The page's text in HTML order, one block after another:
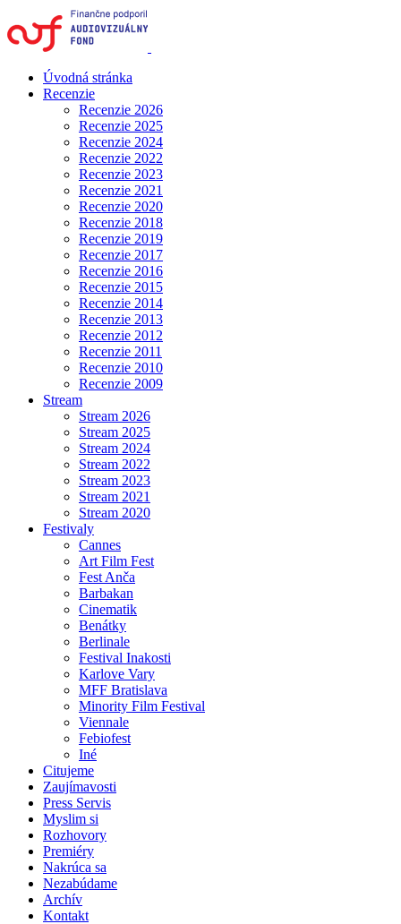
Úvodná stránka
Recenzie
Recenzie 2026
Recenzie 2025
Recenzie 2024
Recenzie 2022
Recenzie 2023
Recenzie 2021
Recenzie 2020
Recenzie 2018
Recenzie 2019
Recenzie 2017
Recenzie 2016
Recenzie 2015
Recenzie 2014
Recenzie 2013
Recenzie 2012
Recenzie 2011
Recenzie 2010
Recenzie 2009
Stream
Stream 2026
Stream 2025
Stream 2024
Stream 2022
Stream 2023
Stream 2021
Stream 2020
Festivaly
Cannes
Art Film Fest
Fest Anča
Barbakan
Cinematik
Benátky
Berlinale
Festival Inakosti
Karlove Vary
MFF Bratislava
Minority Film Festival
Viennale
Febiofest
Iné
Citujeme
Zaujímavosti
Press Servis
Myslim si
Rozhovory
Premiéry
Nakrúca sa
Nezabúdame
Archív
Kontakt